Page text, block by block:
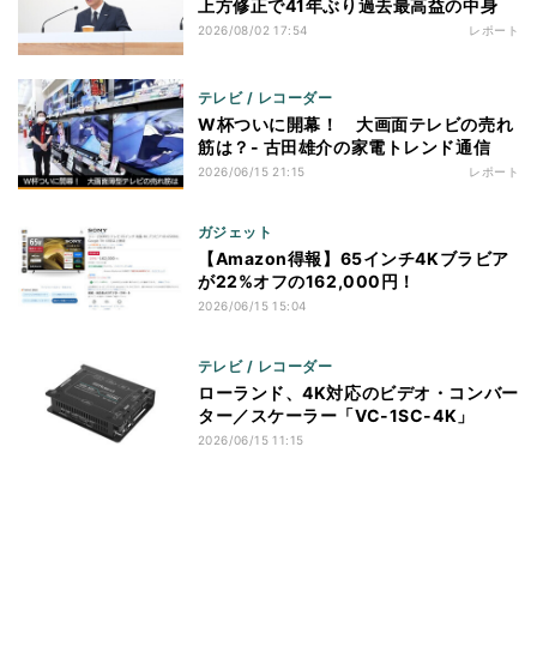
上方修正で41年ぶり過去最高益の中身
2026/08/02 17:54 レポート
テレビ / レコーダー
W杯ついに開幕！ 大画面テレビの売れ
筋は？- 古田雄介の家電トレンド通信
2026/06/15 21:15 レポート
ガジェット
【Amazon得報】65インチ4Kブラビア
が22%オフの162,000円！
2026/06/15 15:04
テレビ / レコーダー
ローランド、4K対応のビデオ・コンバー
ター／スケーラー「VC-1SC-4K」
2026/06/15 11:15